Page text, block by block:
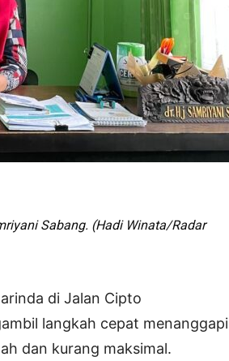
Sabang. (Hadi Winata/Radar
di Jalan Cipto
langkah cepat menanggapi
dan kurang maksimal.